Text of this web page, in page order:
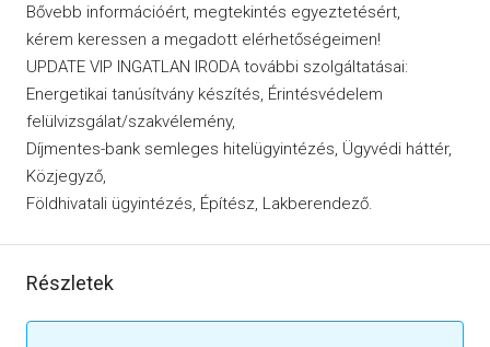
Bővebb információért, megtekintés egyeztetésért,
kérem keressen a megadott elérhetőségeimen!
UPDATE VIP INGATLAN IRODA további szolgáltatásai:
Energetikai tanúsítvány készítés, Érintésvédelem
felülvizsgálat/szakvélemény,
Díjmentes-bank semleges hitelügyintézés, Ügyvédi háttér,
Közjegyző,
Földhivatali ügyintézés, Építész, Lakberendező.
Részletek